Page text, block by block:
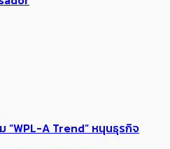
“WPL-A Trend” หนุนธุรกิจ